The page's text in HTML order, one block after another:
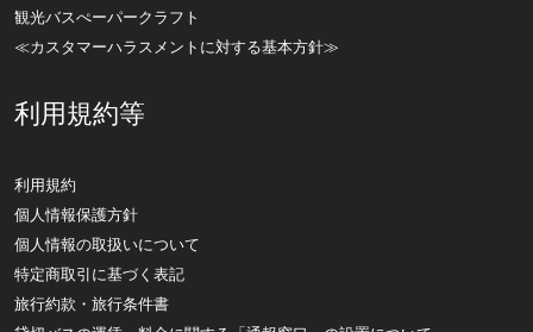
観光バスぺーパークラフト
≪カスタマーハラスメントに対する基本方針≫
利用規約等
利用規約
個人情報保護方針
個人情報の取扱いについて
特定商取引に基づく表記
旅行約款・旅行条件書